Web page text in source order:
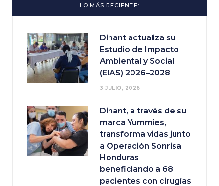
LO MÁS RECIENTE:
Dinant actualiza su
Estudio de Impacto
Ambiental y Social
(EIAS) 2026–2028
3 JULIO, 2026
Dinant, a través de su
marca Yummies,
transforma vidas junto
a Operación Sonrisa
Honduras
beneficiando a 68
pacientes con cirugías